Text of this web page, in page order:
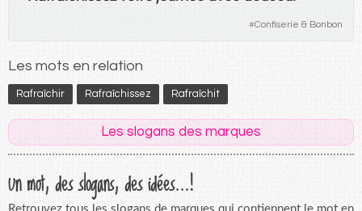
#Confiserie & Bonbon
Les mots en relation
Rafraîchir Rafraîchissez Rafraîchit
Les slogans des marques
Un mot, des slogans, des idées...!